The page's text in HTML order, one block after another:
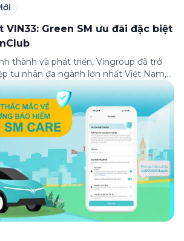
VIN33: Green SM ưu đãi đặc biệt
thành và phát triển, Vingroup đã trở
tư nhân đa ngành lớn nhất Việt Nam,
lớn nhất Đông Nam Á theo bảng
Fortune (Mỹ). Nhân kỷ niệm 33 năm
đến 8/8/2026), Green SM trân […]